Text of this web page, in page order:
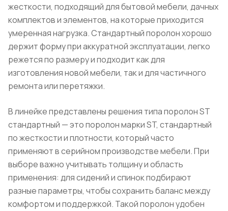
жесткости, подходящий для бытовой мебели, дачных
комплектов и элементов, на которые приходится
умеренная нагрузка. Стандартный поролон хорошо
держит форму при аккуратной эксплуатации, легко
режется по размеру и подходит как для
изготовления новой мебели, так и для частичного
ремонта или перетяжки.
В линейке представлены решения типа поролон ST
стандартный — это поролон марки ST, стандартный
по жесткости и плотности, который часто
применяют в серийном производстве мебели. При
выборе важно учитывать толщину и область
применения: для сидений и спинок подбирают
разные параметры, чтобы сохранить баланс между
комфортом и поддержкой. Такой поролон удобен